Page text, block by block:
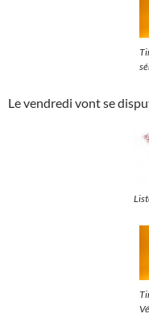
Le vendredi vont se